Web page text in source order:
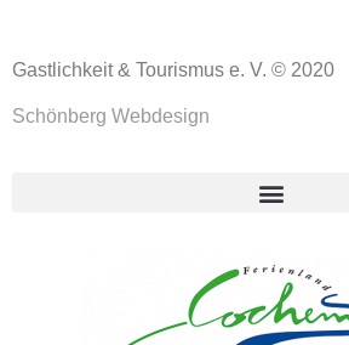
Gastlichkeit & Tourismus e. V. © 2020
Schönberg Webdesign